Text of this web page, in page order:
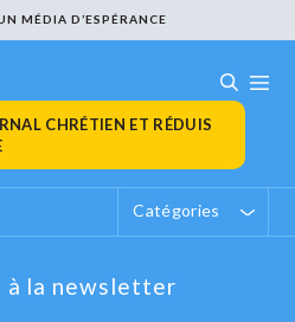
MÉDIA D’ESPÉRANCE
CHRÉTIEN ET RÉDUIS
Catégories
à la newsletter